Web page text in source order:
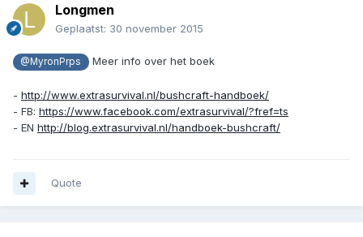
Longmen
Geplaatst: 30 november 2015
@MyronPrps Meer info over het boek
- http://www.extrasurvival.nl/bushcraft-handboek/
- FB: https://www.facebook.com/extrasurvival/?fref=ts
- EN http://blog.extrasurvival.nl/handboek-bushcraft/
Quote